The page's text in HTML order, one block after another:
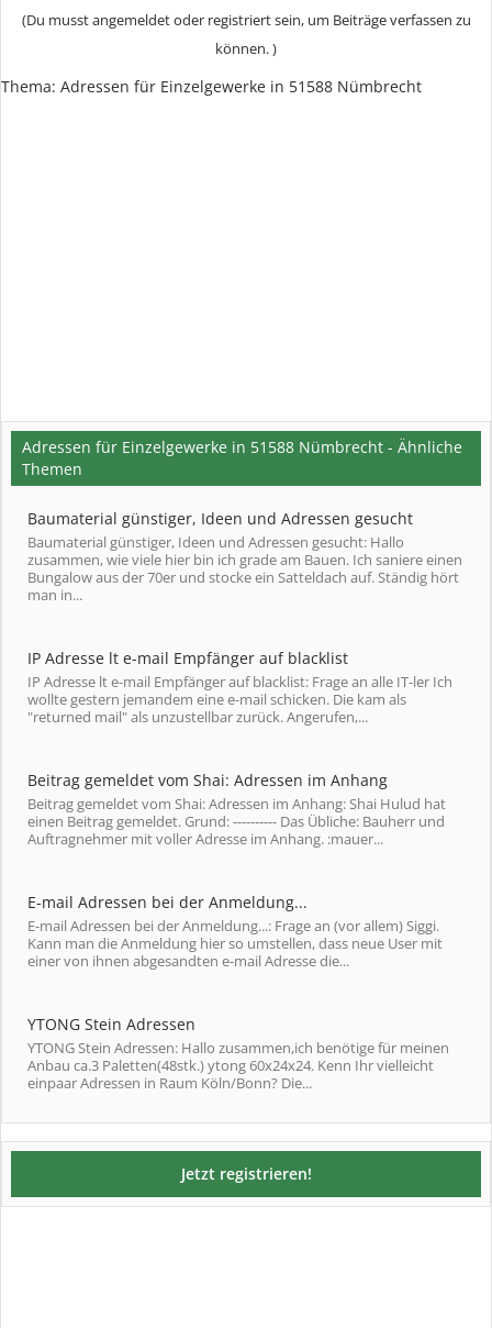
(Du musst angemeldet oder registriert sein, um Beiträge verfassen zu
können. )
Thema: Adressen für Einzelgewerke in 51588 Nümbrecht
Adressen für Einzelgewerke in 51588 Nümbrecht - Ähnliche
Themen
Baumaterial günstiger, Ideen und Adressen gesucht
Baumaterial günstiger, Ideen und Adressen gesucht: Hallo
zusammen, wie viele hier bin ich grade am Bauen. Ich saniere einen
Bungalow aus der 70er und stocke ein Satteldach auf. Ständig hört
man in...
IP Adresse lt e-mail Empfänger auf blacklist
IP Adresse lt e-mail Empfänger auf blacklist: Frage an alle IT-ler Ich
wollte gestern jemandem eine e-mail schicken. Die kam als
"returned mail" als unzustellbar zurück. Angerufen,...
Beitrag gemeldet vom Shai: Adressen im Anhang
Beitrag gemeldet vom Shai: Adressen im Anhang: Shai Hulud hat
einen Beitrag gemeldet. Grund: ---------- Das Übliche: Bauherr und
Auftragnehmer mit voller Adresse im Anhang. :mauer...
E-mail Adressen bei der Anmeldung...
E-mail Adressen bei der Anmeldung...: Frage an (vor allem) Siggi.
Kann man die Anmeldung hier so umstellen, dass neue User mit
einer von ihnen abgesandten e-mail Adresse die...
YTONG Stein Adressen
YTONG Stein Adressen: Hallo zusammen,ich benötige für meinen
Anbau ca.3 Paletten(48stk.) ytong 60x24x24. Kenn Ihr vielleicht
einpaar Adressen in Raum Köln/Bonn? Die...
Jetzt registrieren!